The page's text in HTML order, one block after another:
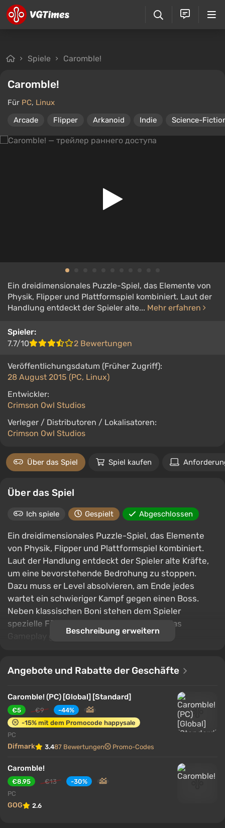
Spiele Caromble!
Caromble!
Für PC, Linux
Arcade
Flipper Arkanoid Indie Science-
Ein dreidimensionales Puzzle-Spiel, das Elemente von
Physik, Flipper und Plattformspiel kombiniert. Laut der
Handlung entdeckt der Spieler alte... Mehr erfahren
Spieler:
7.7/10
2 Bewertungen
Veröffentlichungsdatum (Früher Zugriff):
28 August 2015 (PC, Linux)
Entwickler:
Crimson Owl Studios
Verleger / Distributoren / Lokalisatoren:
Crimson Owl Studios
Über das Spiel Spiel kaufen
Über das Spiel
Ich spiele Gespielt Abgeschlossen
Ein dreidimensionales Puzzle-Spiel, das Elemente
von Physik, Flipper und Plattformspiel kombiniert.
Laut der Handlung entdeckt der Spieler alte Kräfte,
um eine bevorstehende Bedrohung zu stoppen.
Dazu muss er Level absolvieren, am Ende jedes
wartet ein schwieriger Kampf gegen einen Boss.
Neben klassischen Boni stehen dem Spieler
spezielle Fähigkeiten zur Verfügung, die das
Gameplay grundlegend verändern.
Beschreibung erweitern
Angebote und Rabatte der Geschäfte
Caromble! (PC) [Global] [Standard]
€5 €9
-44%
-15% mit dem Promocode happysale
PC
Difmark 3.487 Bewertungen Promo-Codes
Caromble!
€8.95 €13
-30%
PC
GOG 2.6